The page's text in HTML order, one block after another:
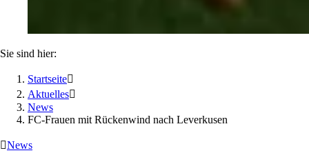
Sie sind hier:
Startseite
Aktuelles
News
FC-Frauen mit Rückenwind nach Leverkusen
News